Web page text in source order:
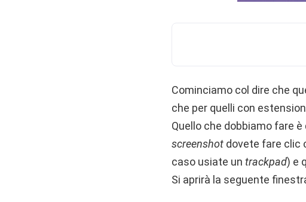
Cominciamo col dire che
che per quelli con
Quello che dobbiamo fare
screenshot dovete fare clic
caso usiate un trackpad) e
Si aprirà la seguente